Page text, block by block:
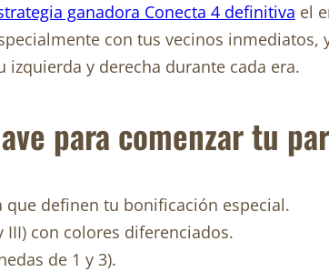
ganadora Conecta 4 definitiva el
con tus vecinos
izquierda y derecha durante cada era.
para comenzar tu
que definen tu bonificación especial.
III) con colores diferenciados.
de 1 y 3).